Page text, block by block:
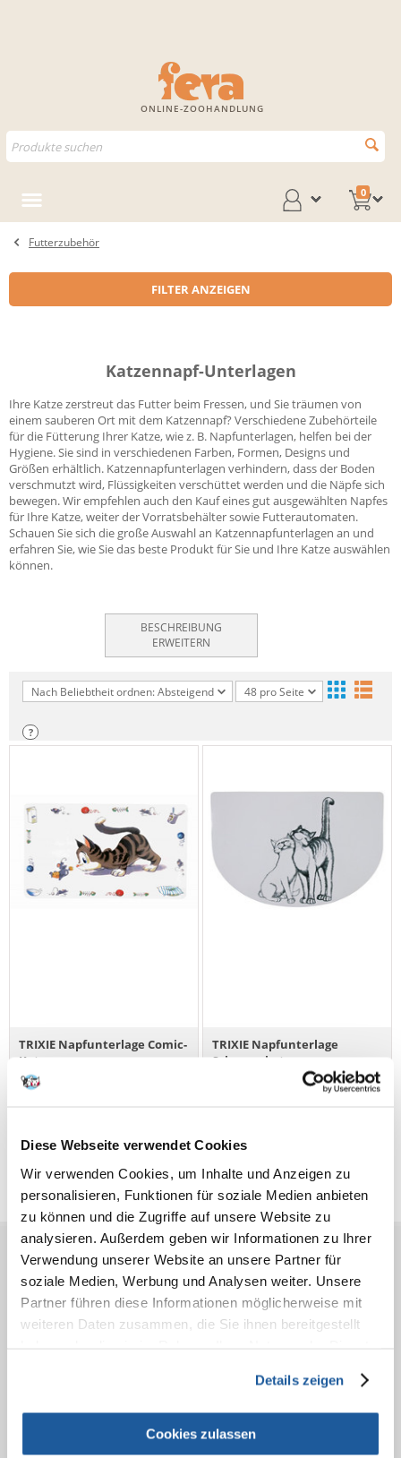
Diese Webseite verwendet Cookies
Wir verwenden Cookies, um Inhalte und Anzeigen zu
personalisieren, Funktionen für soziale Medien anbieten
zu können und die Zugriffe auf unsere Website zu
analysieren. Außerdem geben wir Informationen zu Ihrer
Verwendung unserer Website an unsere Partner für
soziale Medien, Werbung und Analysen weiter. Unsere
Partner führen diese Informationen möglicherweise mit
weiteren Daten zusammen, die Sie ihnen bereitgestellt
Details zeigen
Cookies zulassen
ONLINE-ZOOHANDLUNG
0
Futterzubehör
FILTER ANZEIGEN
Katzennapf-Unterlagen
Ihre Katze zerstreut das Futter beim Fressen, und Sie träumen von
einem sauberen Ort mit dem Katzennapf? Verschiedene Zubehörteile
für die Fütterung Ihrer Katze, wie z. B. Napfunterlagen, helfen bei der
Hygiene. Sie sind in verschiedenen Farben, Formen, Designs und
Größen erhältlich. Katzennapfunterlagen verhindern, dass der Boden
verschmutzt wird, Flüssigkeiten verschüttet werden und die Näpfe sich
bewegen. Wir empfehlen auch den Kauf eines gut ausgewählten Napfes
für Ihre Katze, weiter der Vorratsbehälter sowie Futterautomaten.
Schauen Sie sich die große Auswahl an Katzennapfunterlagen an und
erfahren Sie, wie Sie das beste Produkt für Sie und Ihre Katze auswählen
können.
BESCHREIBUNG
ERWEITERN
Nach Beliebtheit ordnen: Absteigend 48 pro Seite
?
TRIXIE Napfunterlage Comic-
Katze
€2.40
IN DEN WARENKORB
TRIXIE Napfunterlage
Schmusekatze
€2.22
IN DEN WARENKORB
VOR DEM KAUF
AGB
Datenschutzerklärung